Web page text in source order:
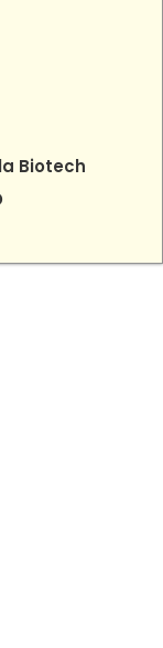
Biotech